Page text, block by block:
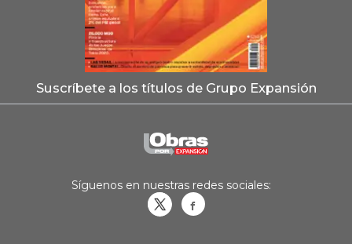
Suscríbete a los títulos de Grupo Expansión
Síguenos en nuestras redes sociales: